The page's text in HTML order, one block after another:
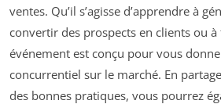
ventes. Qu’il s’agisse d’apprendre à
convertir des prospects en clients ou
événement est conçu pour vous
concurrentiel sur le marché. En
des bonnes pratiques, vous pourrez